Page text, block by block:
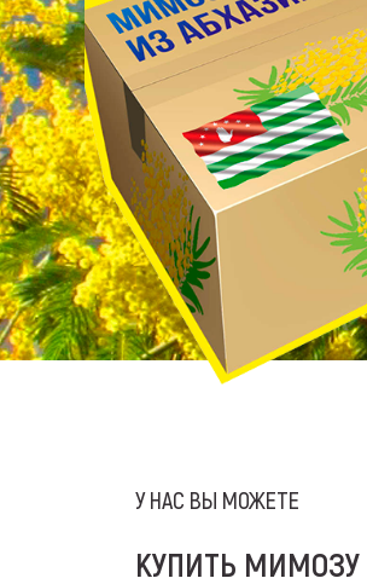
У НАС ВЫ МОЖЕТЕ
КУПИТЬ МИМОЗУ